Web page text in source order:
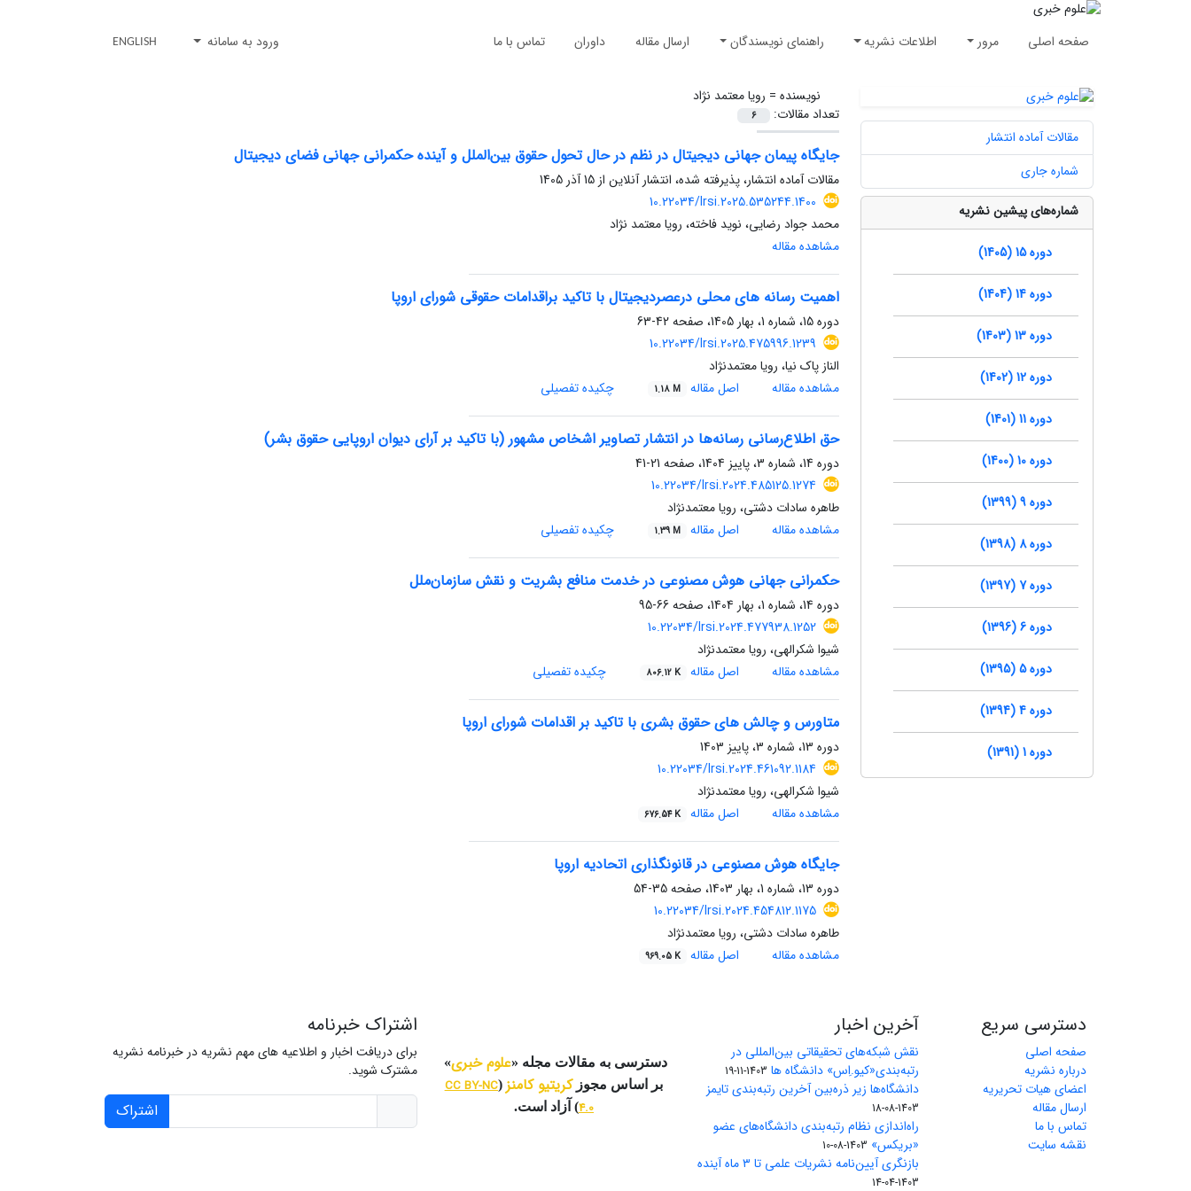
صفحه اصلی مرور اطلاعات نشریه راهنمای نویسندگان ارسال مقاله داوران تماس با ما ورود به سامانه ENGLISH
نویسنده = رویا معتمد نژاد
تعداد مقالات:
6
جایگاه پیمان جهانی دیجیتال در نظم در حال تحول حقوق بین‌الملل و آینده حکمرانی جهانی فضای دیجیتال
مقالات آماده انتشار، پذیرفته شده، انتشار آنلاین از 15 آذر 1405
10.22034/lrsi.2025.535244.1400
محمد جواد رضایی، نوید فاخته، رویا معتمد نژاد
مشاهده مقاله
اهمیت رسانه های محلی درعصردیجیتال با تاکید براقدامات حقوقی شورای اروپا
دوره 15، شماره 1، بهار 1405، صفحه
42-63
10.22034/lrsi.2025.475996.1239
الناز پاک نیا، رویا معتمدنژاد
مشاهده مقاله
اصل مقاله 1.18 M چکیده تفصیلی
حق اطلاع‌رسانی رسانه‌ها در انتشار تصاویر اشخاص مشهور (با تاکید بر آرای دیوان اروپایی حقوق بشر)
دوره 14، شماره 3، پاییز 1404، صفحه
21-41
10.22034/lrsi.2024.485125.1274
طاهره سادات دشتی، رویا معتمدنژاد
مشاهده مقاله
اصل مقاله 1.39 M چکیده تفصیلی
حکمرانی جهانی هوش مصنوعی در خدمت منافع بشریت و نقش سازمان‌ملل
دوره 14، شماره 1، بهار 1404، صفحه
66-95
10.22034/lrsi.2024.477938.1252
شیوا شکرالهی، رویا معتمدنژاد
مشاهده مقاله
اصل مقاله 806.12 K چکیده تفصیلی
متاورس و چالش های حقوق بشری با تاکید بر اقدامات شورای اروپا
دوره 13، شماره 3، پاییز 1403
10.22034/lrsi.2024.461092.1184
شیوا شکرالهی، رویا معتمدنژاد
مشاهده مقاله
اصل مقاله 676.54 K
جایگاه هوش مصنوعی در قانونگذاری اتحادیه اروپا
دوره 13، شماره 1، بهار 1403، صفحه
35-54
10.22034/lrsi.2024.454812.1175
طاهره سادات دشتی، رویا معتمدنژاد
مشاهده مقاله
اصل مقاله 969.05 K
مقالات آماده انتشار
شماره جاری
شماره‌های پیشین نشریه
دوره 15 (1405)
دوره 14 (1404)
دوره 13 (1403)
دوره 12 (1402)
دوره 11 (1401)
دوره 10 (1400)
دوره 9 (1399)
دوره 8 (1398)
دوره 7 (1397)
دوره 6 (1396)
دوره 5 (1395)
دوره 4 (1394)
دوره 1 (1391)
دسترسی سریع
صفحه اصلی
درباره نشریه
اعضای هیات تحریریه
ارسال مقاله
تماس با ما
نقشه سایت
آخرین اخبار
نقش شبکه‌های تحقیقاتی بین‌المللی در
رتبه‌بندی«کیو.اِس» دانشگاه ها 1403-11-19
دانشگاه‌ها زیر ذره‌بین آخرین رتبه‌بندی تایمز
1403-08-18
راه‌اندازی نظام رتبه‌بندی دانشگاه‌‌های عضو
«بریکس» 1403-08-10
بازنگری آیین‌نامه نشریات علمی تا ۳ ماه آینده
1403-04-14
دسترسی به مقالات مجله «علوم خبری»
بر اساس مجوزکریتیو کامنز (
CC BY-NC
4.0) آزاد است.
اشتراک خبرنامه
برای دریافت اخبار و اطلاعیه های مهم نشریه در خبرنامه نشریه
مشترک شوید.
اشتراک